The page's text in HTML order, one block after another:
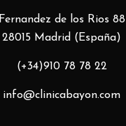
Fernandez de los Rios 88
28015 Madrid (España)
(+34)910 78 78 22
info@clinicabayon.com